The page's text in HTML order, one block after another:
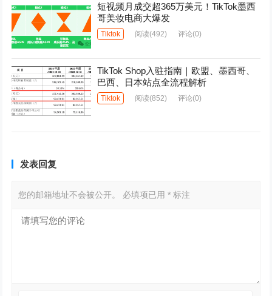
短视频月成交超365万美元！TikTok墨西
哥美妆电商大爆发
Tiktok 阅读(492) 评论(0)
TikTok Shop入驻指南｜欧盟、墨西哥、
巴西、日本站点全流程解析
Tiktok 阅读(852) 评论(0)
发表回复
您的邮箱地址不会被公开。 必填项已用* 标注